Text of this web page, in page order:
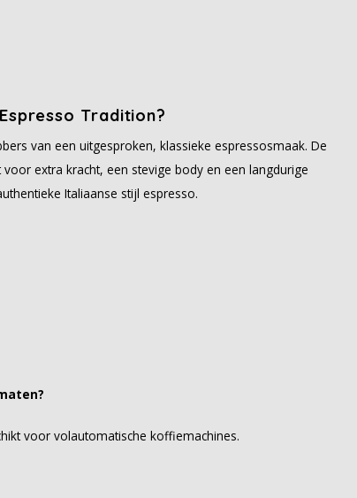
Tradition?
van een uitgesproken, klassieke espressosmaak. De
extra kracht, een stevige body en een langdurige
Italiaanse stijl espresso.
voor volautomatische koffiemachines.